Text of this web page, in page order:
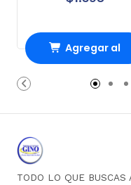
Agregar al
Carro
TODO LO QUE BUSCAS